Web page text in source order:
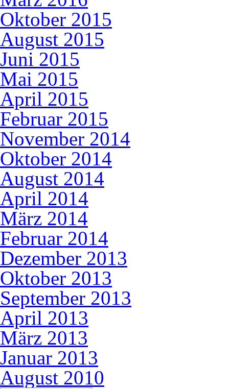
Oktober 2015
August 2015
Juni 2015
Mai 2015
April 2015
Februar 2015
November 2014
Oktober 2014
August 2014
April 2014
März 2014
Februar 2014
Dezember 2013
Oktober 2013
September 2013
April 2013
März 2013
Januar 2013
August 2010